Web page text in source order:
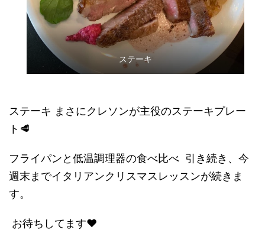
ステーキ
ステーキ まさにクレソンが主役のステーキプレー
ト🥩
フライパンと低温調理器の食べ比べ 引き続き、今
週末までイタリアンクリスマスレッスンが続きま
す。
お待ちしてます❤️